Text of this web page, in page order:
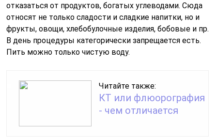
отказаться от продуктов, богатых углеводами. Сюда
относят не только сладости и сладкие напитки, но и
фрукты, овощи, хлебобулочные изделия, бобовые и пр.
В день процедуры категорически запрещается есть.
Пить можно только чистую воду.
Читайте также:
КТ или флюорография
- чем отличается